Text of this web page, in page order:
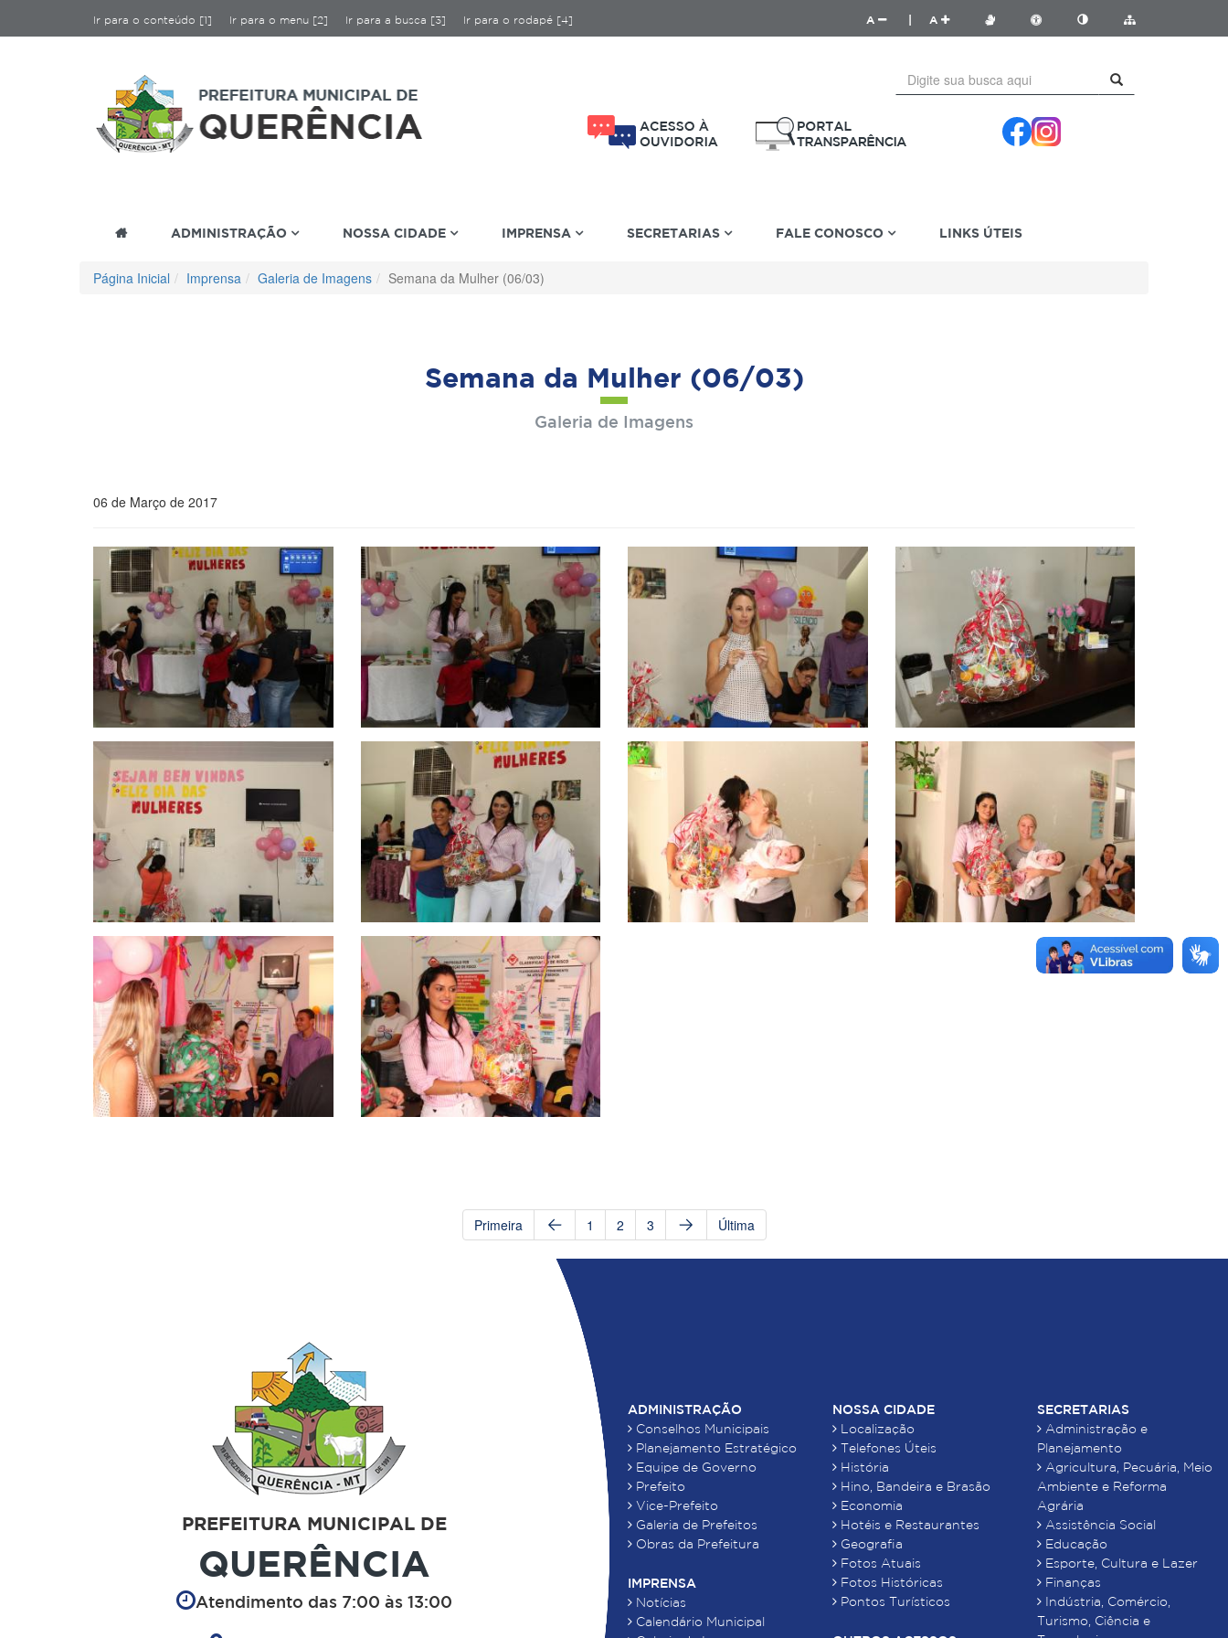
Ir para o conteúdo [1] Ir para o menu [2] Ir para a busca [3] Ir para o rodapé [4] A A
ADMINISTRAÇÃO NOSSA CIDADE IMPRENSA SECRETARIAS FALE CONOSCO LINKS ÚTEIS
Página Inicial Imprensa Galeria de Imagens Semana da Mulher (06/03)
Semana da Mulher (06/03)
Galeria de Imagens
06 de Março de 2017
Primeira 1 2 3 Última
PREFEITURA MUNICIPAL DE
QUERÊNCIA
Atendimento das 7:00 às 13:00
ADMINISTRAÇÃO
Conselhos Municipais
Planejamento Estratégico
Equipe de Governo
Prefeito
Vice-Prefeito
Galeria de Prefeitos
Obras da Prefeitura
IMPRENSA
Notícias
Calendário Municipal
NOSSA CIDADE
Localização
Telefones Úteis
História
Hino, Bandeira e Brasão
Economia
Hotéis e Restaurantes
Geografia
Fotos Atuais
Fotos Históricas
Pontos Turísticos
SECRETARIAS
Administração e
Planejamento
Agricultura, Pecuária, Meio
Ambiente e Reforma
Agrária
Assistência Social
Educação
Esporte, Cultura e Lazer
Finanças
Indústria, Comércio,
Turismo, Ciência e